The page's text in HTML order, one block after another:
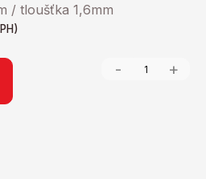
/ tloušťka 1,6mm
- +